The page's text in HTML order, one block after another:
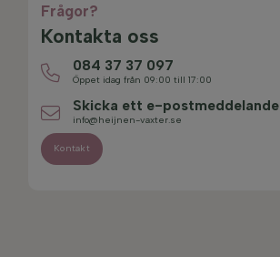
Frågor?
Kontakta oss
084 37 37 097
Öppet idag från 09:00 till 17:00
Skicka ett e-postmeddelande
info@heijnen-vaxter.se
Kontakt